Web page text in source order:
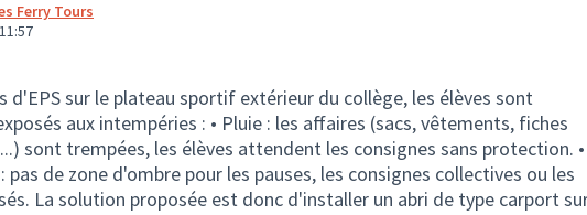
Ferry Tours
d'EPS sur le plateau sportif extérieur du collège, les élèves sont
aux intempéries : • Pluie : les affaires (sacs, vêtements, fiches
sont trempées, les élèves attendent les consignes sans protection. •
pas de zone d'ombre pour les pauses, les consignes collectives ou les
La solution proposée est donc d'installer un abri de type carport